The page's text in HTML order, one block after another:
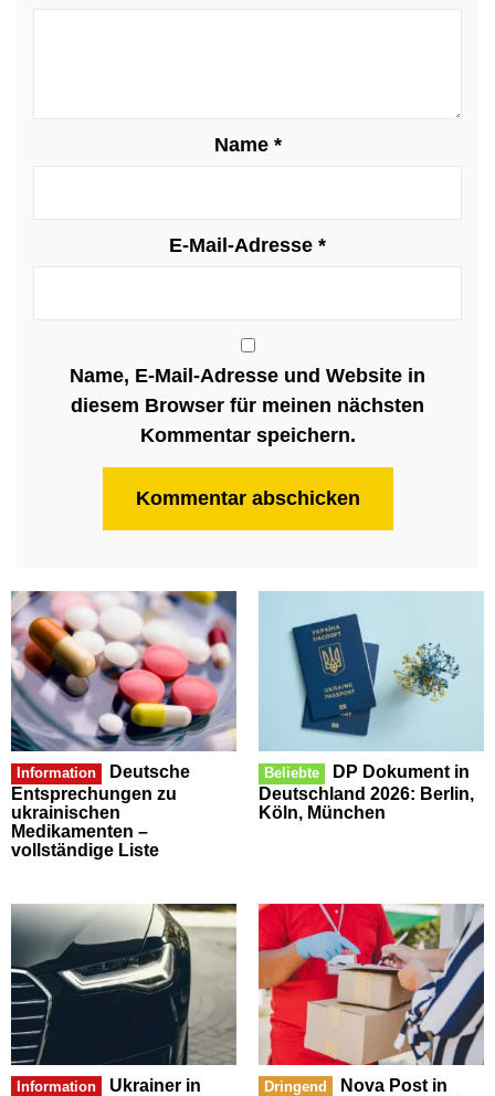
Name *
E-Mail-Adresse *
Name, E-Mail-Adresse und Website in
diesem Browser für meinen nächsten
Kommentar speichern.
Information
Deutsche
Entsprechungen zu
ukrainischen
Medikamenten –
vollständige Liste
Beliebte
DP Dokument in
Deutschland 2026: Berlin,
Köln, München
Information
Ukrainer in
Dringend
Nova Post in